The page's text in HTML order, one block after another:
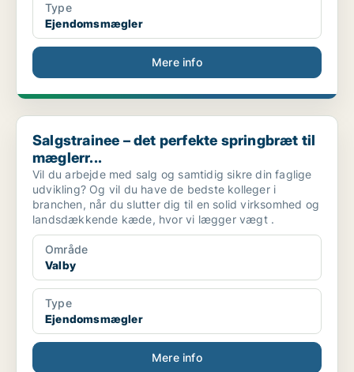
Type
Ejendomsmægler
Mere info
Salgstrainee – det perfekte springbræt til mæglerr...
Salgstrainee – det perfekte springbræt til
mæglerr...
Vil du arbejde med salg og samtidig sikre din faglige
udvikling? Og vil du have de bedste kolleger i
branchen, når du slutter dig til en solid virksomhed og
landsdækkende kæde, hvor vi lægger vægt .
Område
Valby
Type
Ejendomsmægler
Mere info